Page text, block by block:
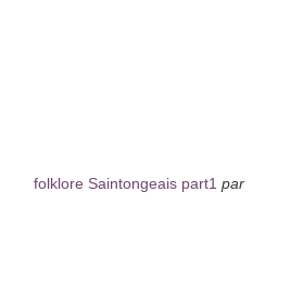
folklore Saintongeais part1 par